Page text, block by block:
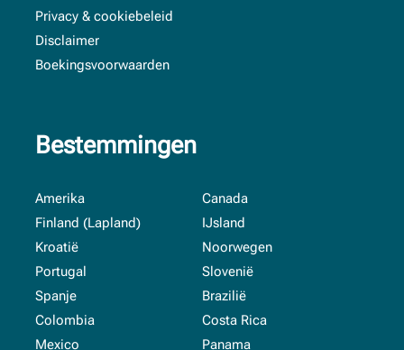
Privacy & cookiebeleid
Disclaimer
Boekingsvoorwaarden
Bestemmingen
Amerika
Canada
Finland (Lapland)
IJsland
Kroatië
Noorwegen
Portugal
Slovenië
Spanje
Brazilië
Colombia
Costa Rica
Mexico
Panama